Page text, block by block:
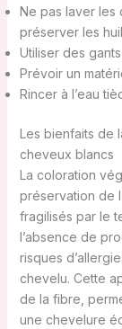
Ne pas laver les
préserver les
Utiliser des
Prévoir un
Rincer à l’eau
Les bienfaits de
cheveux blancs
La coloration
préservation de
fragilisés par le
l’absence de
risques
chevelu. Cette
de la fibre,
une chevelure